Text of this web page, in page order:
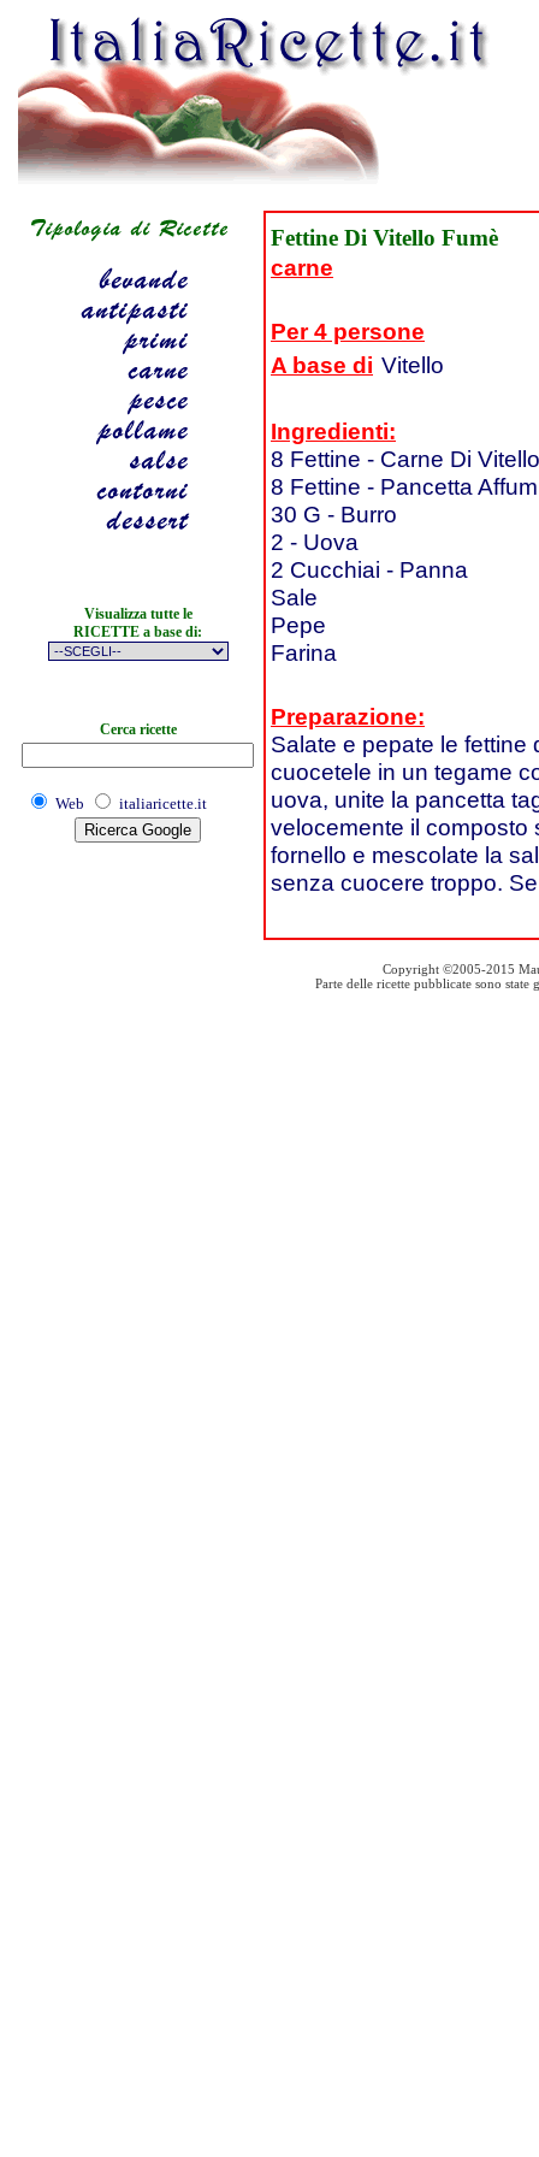
Visualizza tutte le
RICETTE a base di:
Cerca ricette
Web italiaricette.it
Fettine Di Vitello Fumè
carne
Per 4 persone
A base di Vitello
Ingredienti:
8 Fettine - Carne Di Vitello
8 Fettine - Pancetta
30 G - Burro
2 - Uova
2 Cucchiai - Panna
Sale
Pepe
Farina
Preparazione:
Salate e pepate le fettine
cuocetele in un tegame
uova, unite la pancetta
velocemente il composto
fornello e mescolate la
senza cuocere troppo.
Copyright ©2005-2015
Parte delle ricette pubblicate sono state